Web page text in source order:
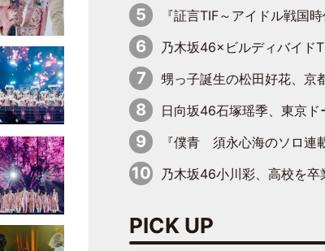
『証言TIF～アイドル戦国時代とはなんだったのか～』第10回：さくら学院・武藤彩未×飯田らうら「正直、中3で辞めるというのを信じてなくて。そ
乃木坂46×ビルディバイドTCG Vol.2公開 賀喜遥香＆田村真佑が『京まふ
甥っ子誕生の松田好花、京都で“ふたつの家族”をはしご！ “母”黒谷友香に見送られ、“父”
日向坂46石塚瑶季、東京ドームで“観戦バレ”！ ナイツ・塙も認めた「巨人に詳しすぎるアイドル」は元VENUSス
『僕青 須永心海のソロ連載』第18回：「バーゲンセールハンターみう
乃木坂46小川彩、高校を卒業して初めてのグラビア「大人になった感じ
PICK UP